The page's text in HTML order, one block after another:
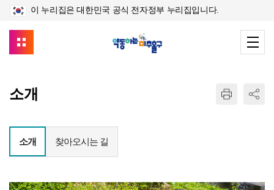
이 누리집은 대한민국 공식 전자정부 누리집입니다.
소개
소개 찾아오시는 길